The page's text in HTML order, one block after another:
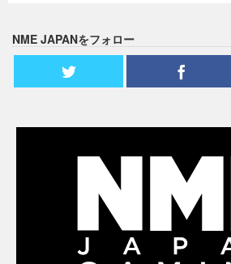
NME JAPANをフォロー